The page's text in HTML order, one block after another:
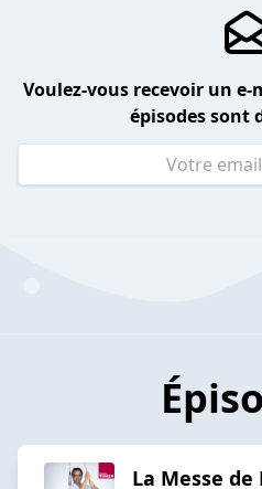
Voulez-vous recevoir un
épisodes sont
La Messe